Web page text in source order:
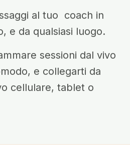
al tuo coach in
e da qualsiasi luogo.
sessioni dal vivo
e collegarti da
cellulare, tablet o